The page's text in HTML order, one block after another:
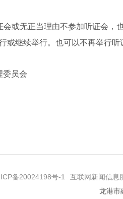
无正当理由不参加听证会，
或继续举行。也可以不再举行听
员会
备20024198号-1 互联网新闻信息
龙港市